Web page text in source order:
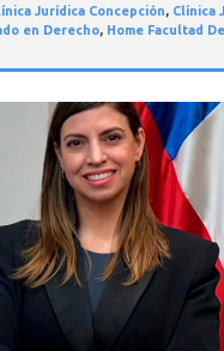
Jurídica Concepción, Clínica
en Derecho, Home Facultad